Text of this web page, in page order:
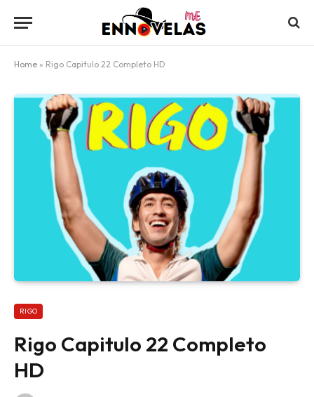
Home » Rigo Capitulo 22 Completo HD
RIGO
Rigo Capitulo 22 Completo
HD